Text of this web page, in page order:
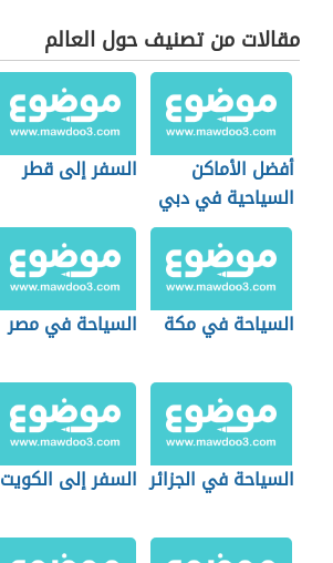
مقالات من تصنيف حول العالم
أفضل الأماكن
السياحية في دبي
السفر إلى قطر
السياحة في مكة السياحة في مصر
السياحة في الجزائر السفر إلى الكويت